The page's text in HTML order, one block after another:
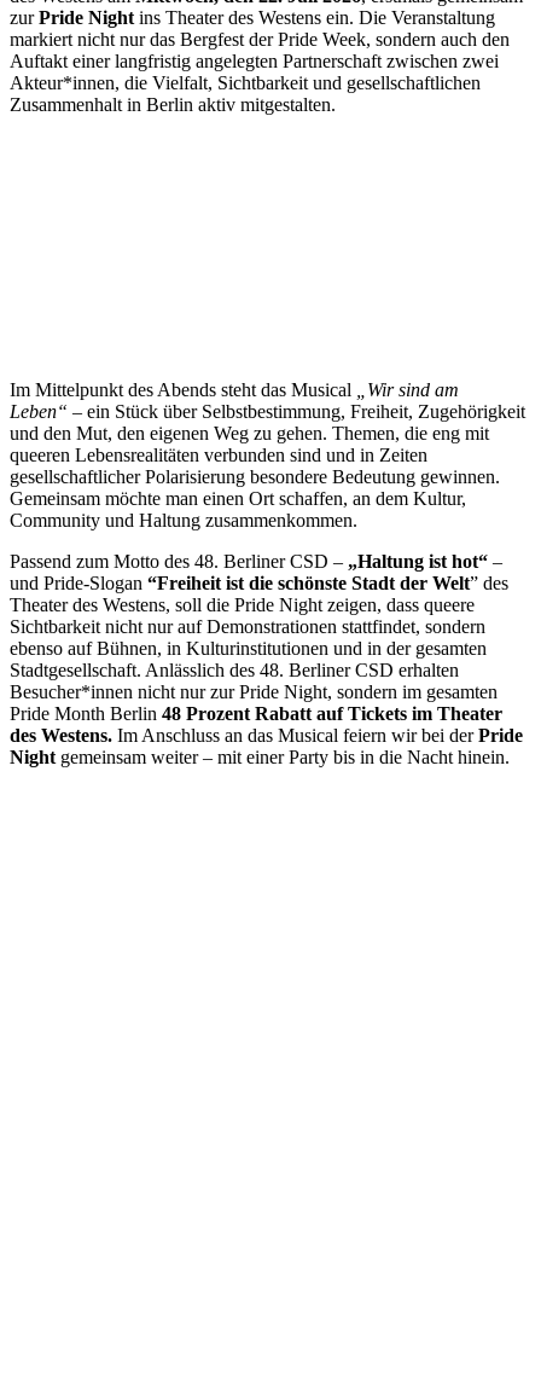
zurPride Night ins Theater des Westens ein. Die Veranstaltung
markiert nicht nur das Bergfest der Pride Week, sondern auch den
Auftakt einer langfristig angelegten Partnerschaft zwischen zwei
Akteur*innen, die Vielfalt, Sichtbarkeit und gesellschaftlichen
Zusammenhalt in Berlin aktiv mitgestalten.
Im Mittelpunkt des Abends steht das Musical
„Wir sind am
Leben“ – ein Stück über Selbstbestimmung, Freiheit, Zugehörigkeit
und den Mut, den eigenen Weg zu gehen. Themen, die eng mit
queeren Lebensrealitäten verbunden sind und in Zeiten
gesellschaftlicher Polarisierung besondere Bedeutung gewinnen.
Gemeinsam möchte man einen Ort schaffen, an dem Kultur,
Community und Haltung zusammenkommen.
Passend zum Motto des 48. Berliner CSD – „Haltung ist hot“ –
und Pride-Slogan “Freiheit ist die schönste Stadt der Welt” des
Theater des Westens, soll die Pride Night zeigen, dass queere
Sichtbarkeit nicht nur auf Demonstrationen stattfindet, sondern
ebenso auf Bühnen, in Kulturinstitutionen und in der gesamten
Stadtgesellschaft. Anlässlich des 48. Berliner CSD erhalten
Besucher*innen nicht nur zur Pride Night, sondern im gesamten
Pride Month Berlin 48 Prozent Rabatt auf Tickets im Theater
des Westens. Im Anschluss an das Musical feiern wir bei derPride
Night gemeinsam weiter – mit einer Party bis in die Nacht hinein.